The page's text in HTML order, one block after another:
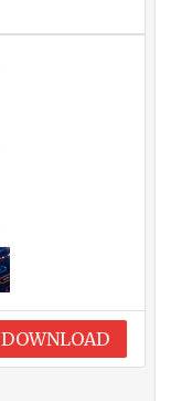
DOWNLOAD